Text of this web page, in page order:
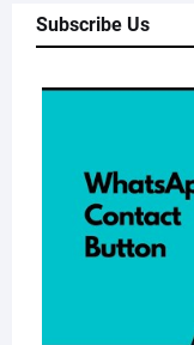
Subscribe Us